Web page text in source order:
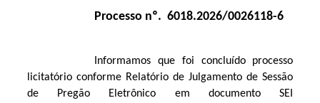
Processo nº. 6018.2026/0026118-6
Informamos que foi concluído processo
licitatório conforme Relatório de Julgamento de Sessão
de Pregão Eletrônico em documento SEI